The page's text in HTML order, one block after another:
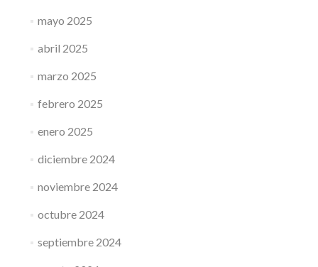
mayo 2025
abril 2025
marzo 2025
febrero 2025
enero 2025
diciembre 2024
noviembre 2024
octubre 2024
septiembre 2024